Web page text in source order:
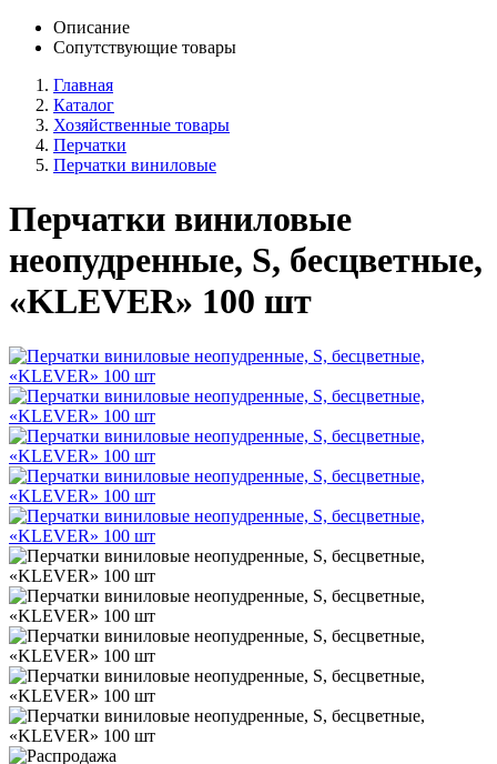
Описание
Сопутствующие товары
Главная
Каталог
Хозяйственные товары
Перчатки
Перчатки виниловые
Перчатки виниловые
неопудренные, S, бесцветные,
«KLEVER» 100 шт